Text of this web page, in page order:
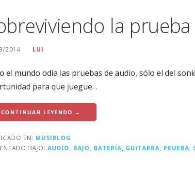
la
2014 LUI
el mundo odia las pruebas de audio, sólo el del
para que juegue…
CONTINUAR LEYENDO →
EN: MUSIBLOG
BAJO: AUDIO BAJO BATERÍA GUITARRA PRUEBA